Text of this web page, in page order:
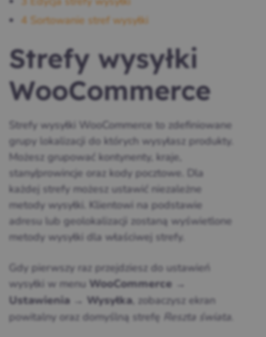
4 Sortowanie stref wysyłki
Strefy wysyłki
WooCommerce
Strefy wysyłki WooCommerce to zdefiniowane
grupy lokalizacji do których wysyłasz produkty.
Możesz grupować kontynenty, kraje,
stany/prowincje oraz kody pocztowe. Dla
każdej strefy możesz ustawić niezależne
metody wysyłki. Klientowi na podstawie
adresu lub geolokalizacji zostaną wyświetlone
metody wysyłki dla właściwej strefy.
Gdy pierwszy raz przejdziesz do ustawień
wysyłki w menu WooCommerce
Ustawienia Wysyłka, zobaczysz ekran
powitalny oraz domyślną strefę Reszta świata